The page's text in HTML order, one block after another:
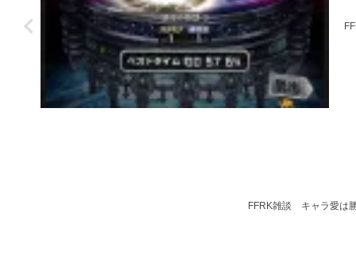
FFRK雑談 キャラ愛は